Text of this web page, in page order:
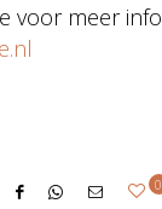
voor meer info
0